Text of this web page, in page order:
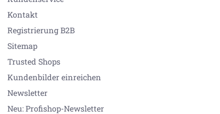
Kontakt
Registrierung B2B
Sitemap
Trusted Shops
Kundenbilder einreichen
Newsletter
Neu: Profishop-Newsletter